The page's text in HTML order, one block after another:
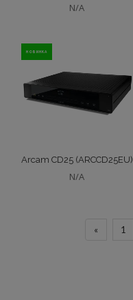
N/A
НОВИНКА
Arcam CD25 (ARCCD25EU)
N/A
« 1